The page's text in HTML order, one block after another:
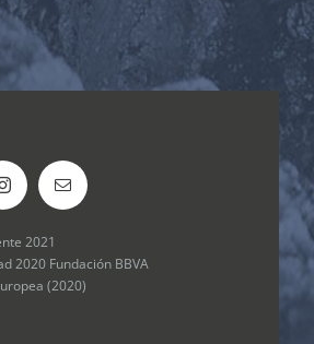
2021
2020 Fundación BBVA
(2020)